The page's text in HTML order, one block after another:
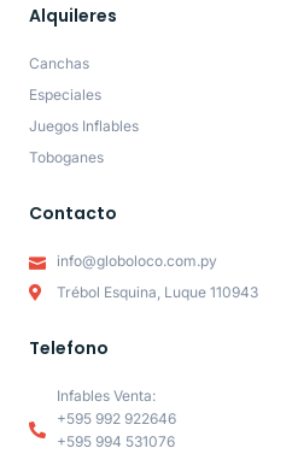
Alquileres
Canchas
Especiales
Juegos Inflables
Toboganes
Contacto
info@globoloco.com.py
Trébol Esquina, Luque 110943
Telefono
Infables Venta:
+595 992 922646
+595 994 531076